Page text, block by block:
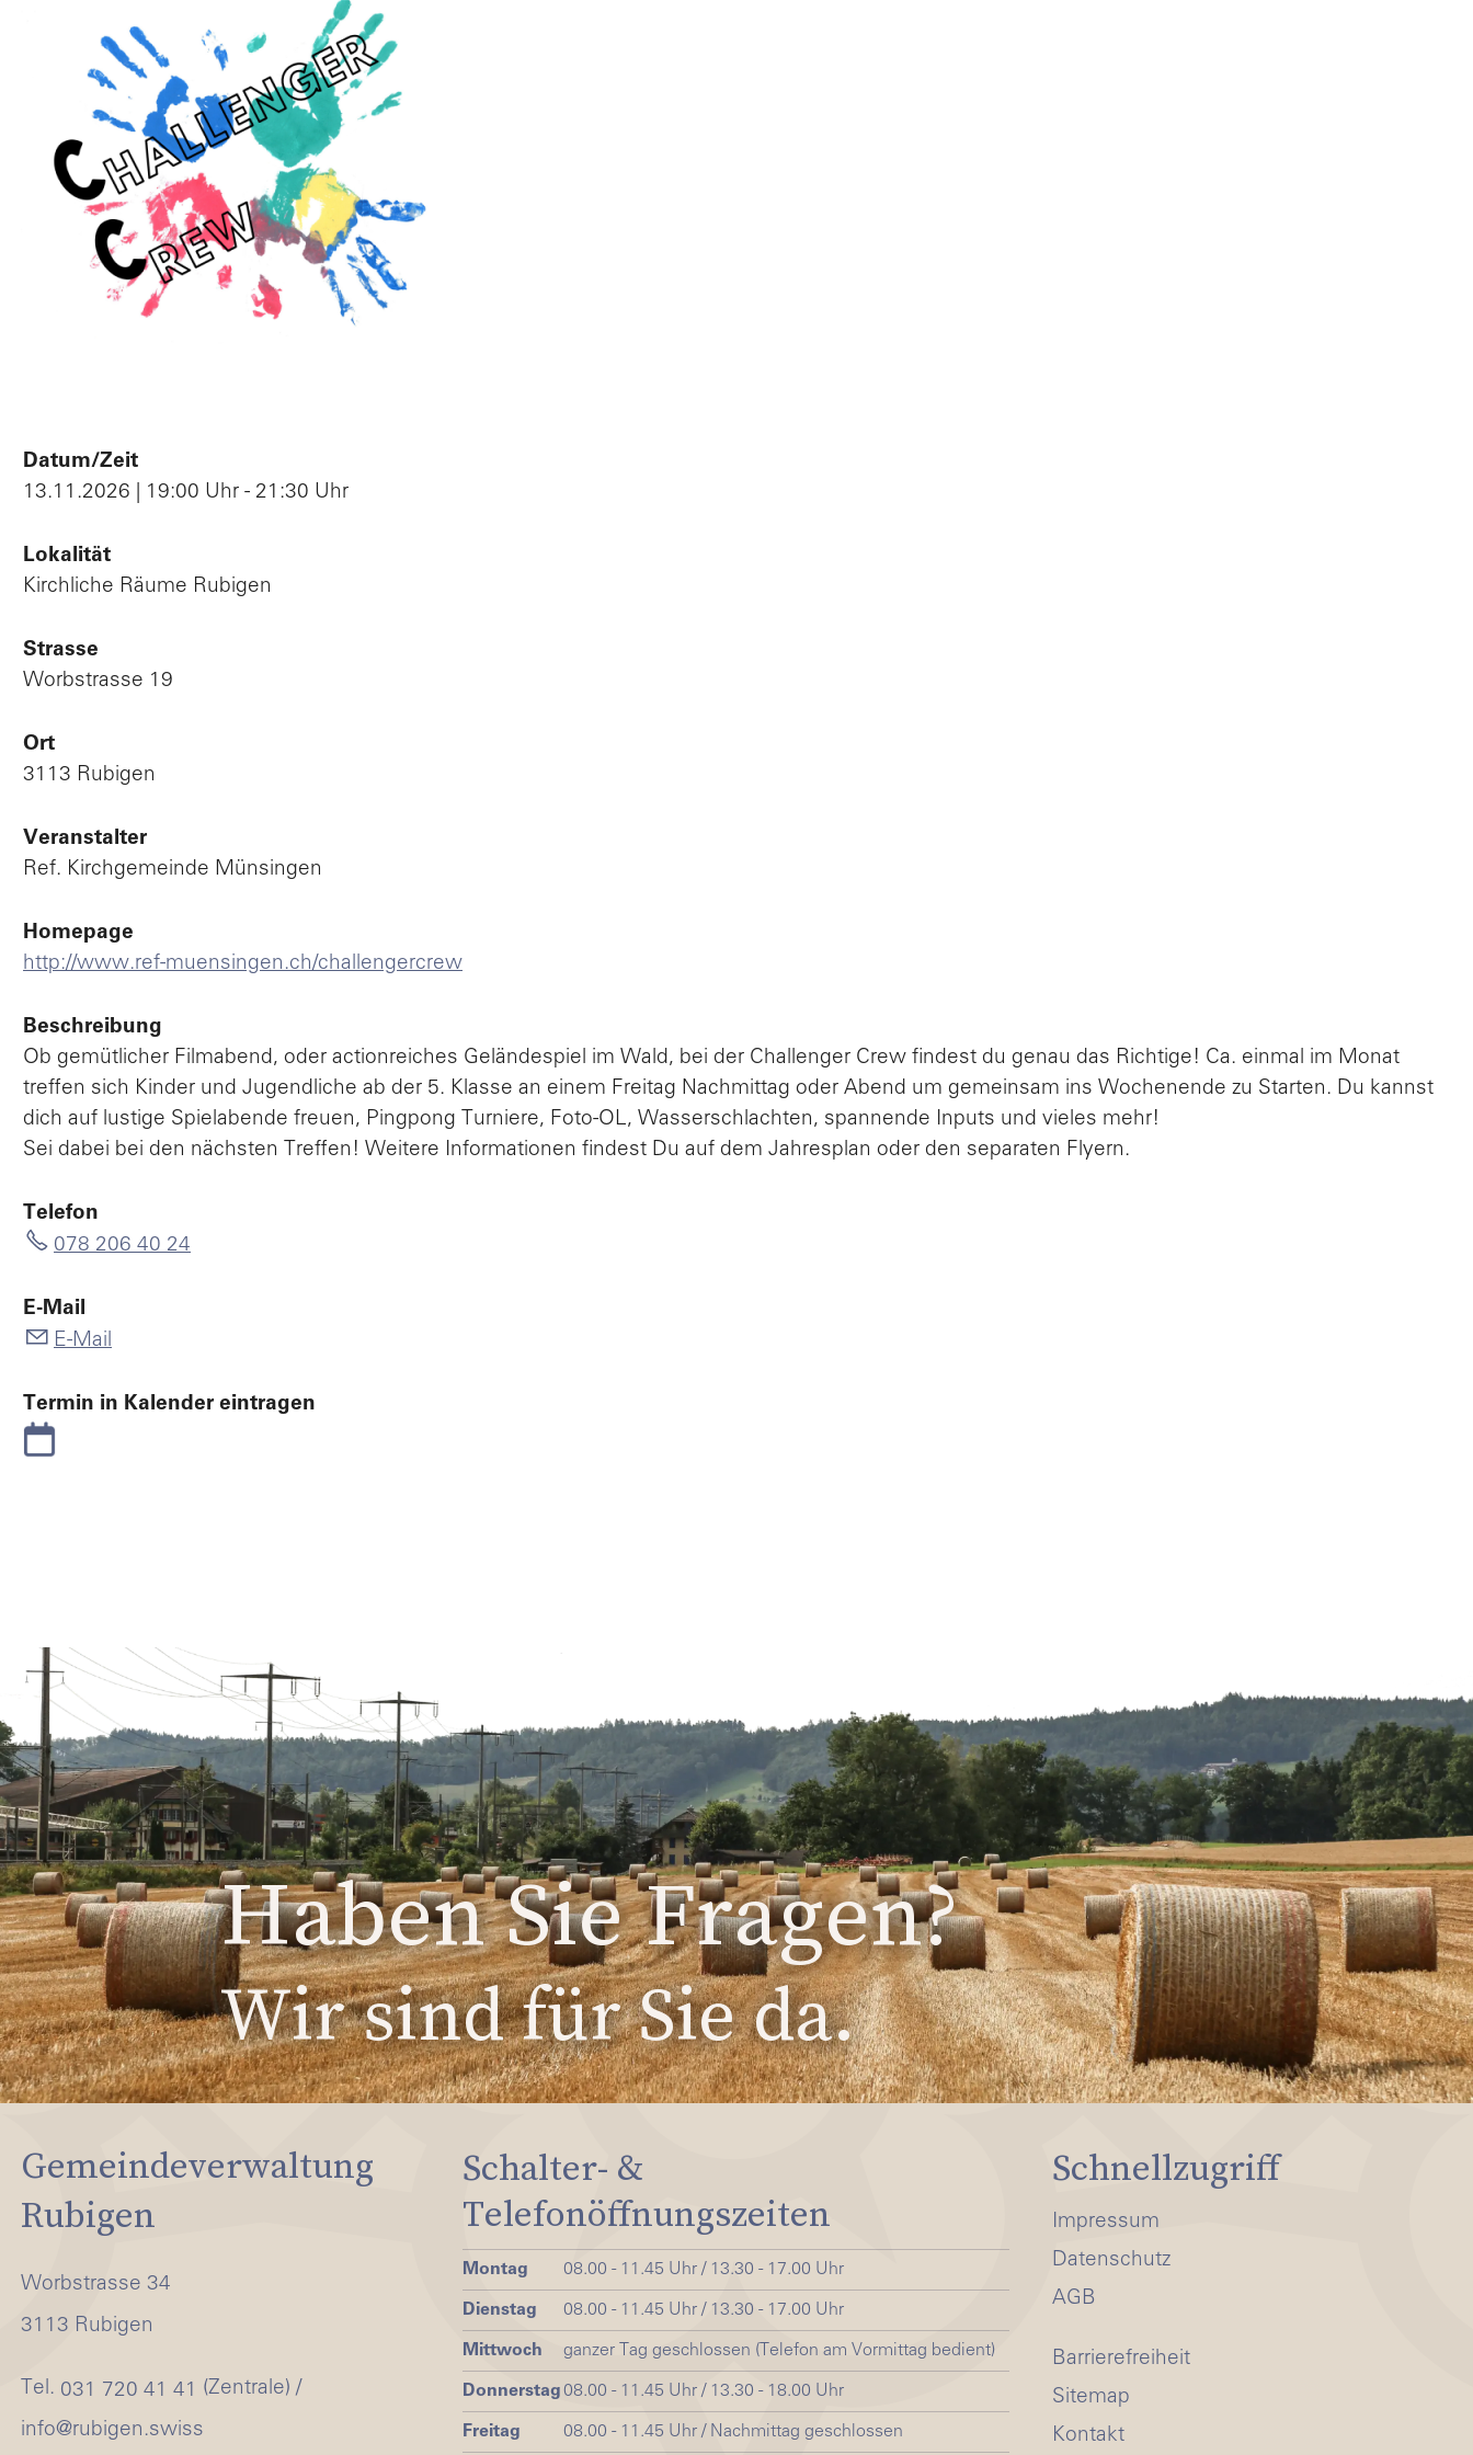
Datum/Zeit
13.11.2026 | 19:00 Uhr - 21:30 Uhr
Lokalität
Kirchliche Räume Rubigen
Strasse
Worbstrasse 19
Ort
3113 Rubigen
Veranstalter
Ref. Kirchgemeinde Münsingen
Homepage
http://www.ref-muensingen.ch/challengercrew
Beschreibung
Ob gemütlicher Filmabend, oder actionreiches Geländespiel im Wald, bei der Challenger Crew findest du genau das Richtige! Ca. einmal im Monat
treffen sich Kinder und Jugendliche ab der 5. Klasse an einem Freitag Nachmittag oder Abend um gemeinsam ins Wochenende zu Starten. Du kannst
dich auf lustige Spielabende freuen, Pingpong Turniere, Foto-OL, Wasserschlachten, spannende Inputs und vieles mehr!
Sei dabei bei den nächsten Treffen! Weitere Informationen findest Du auf dem Jahresplan oder den separaten Flyern.
Telefon
078 206 40 24
E-Mail
E-Mail
Termin in Kalender eintragen
Haben Sie Fragen?
Wir sind für Sie da.
Gemeindeverwaltung
Rubigen
Worbstrasse 34
3113 Rubigen
Tel. 031 720 41 41 (Zentrale) /
info@rubigen.swiss
Schalter- &
Telefonöffnungszeiten
Montag 08.00 - 11.45 Uhr / 13.30 - 17.00 Uhr
Dienstag 08.00 - 11.45 Uhr / 13.30 - 17.00 Uhr
Mittwoch ganzer Tag geschlossen (Telefon am Vormittag bedient)
Donnerstag08.00 - 11.45 Uhr / 13.30 - 18.00 Uhr
Freitag 08.00 - 11.45 Uhr / Nachmittag geschlossen
Schnellzugriff
Impressum
Datenschutz
AGB
Barrierefreiheit
Sitemap
Kontakt